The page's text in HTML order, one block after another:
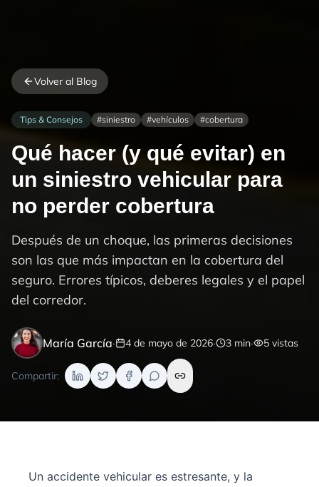
Volver al Blog
Tips & Consejos #siniestro #vehículos #cobertura
Qué hacer (y qué evitar) en
un siniestro vehicular para
no perder cobertura
Después de un choque, las primeras decisiones
son las que más impactan en la cobertura del
seguro. Errores típicos, deberes legales y el papel
del corredor.
María García· 4 de mayo de 2026· 3 min· 5 vistas
Compartir:
Un accidente vehicular es estresante, y la